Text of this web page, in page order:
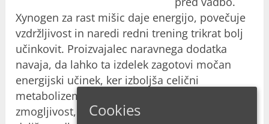
Xynogen za rast mišic daje energijo, povečuje
vzdržljivost in naredi redni trening trikrat bolj
učinkovit. Proizvajalec naravnega dodatka
navaja, da lahko ta izdelek zagotovi močan
energijski učinek, ker izboljša celični
metabolizem za učinkovito mišično
zmogljivost, kar vam omogoča intenzivnejšo in
Cookies